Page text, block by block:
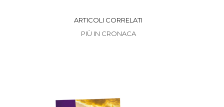
ARTICOLI CORRELATI
PIÙ IN CRONACA